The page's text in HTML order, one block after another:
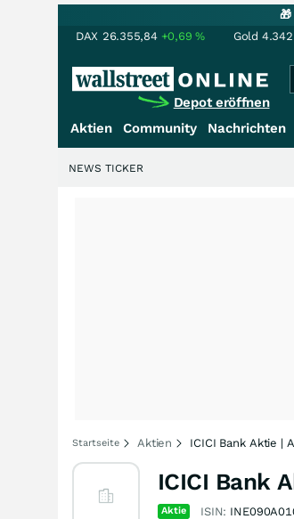
DAX 26.355,84 +0,69% Gold
Depot eröffnen
Aktien Community Nachrichten
NEWS TICKER
Startseite Aktien ICICI Bank Aktie |
ICICI Bank
Aktie ISIN: